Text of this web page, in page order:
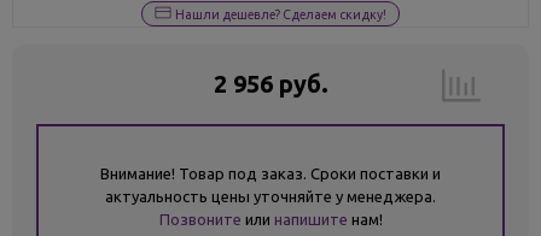
Нашли дешевле? Сделаем скидку!
2 956 руб.
Внимание! Товар под заказ. Сроки поставки и
актуальность цены уточняйте у менеджера.
Позвоните или напишите нам!